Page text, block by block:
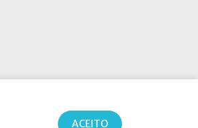
ACEITO